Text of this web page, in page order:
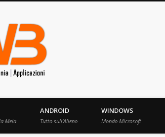
migliori Video, Recensioni e Prove raccolti in Rete.
Mela
ANDROID
Tutto sull’Alieno
WINDOWS
Mondo Microsoft